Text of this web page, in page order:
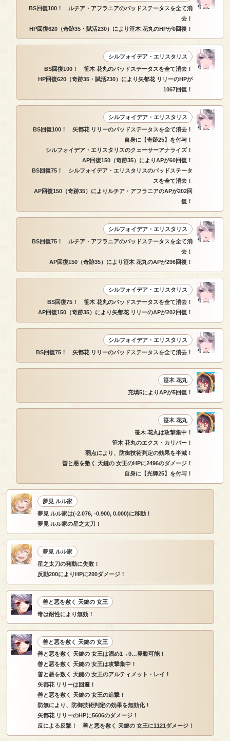
BS回復100！ ルチア・アフラニアのバッドステータスを全て消
去！
HP回復620（奇跡35・賦活230）により笹木 花丸のHPが0回復！
シルフォイデア・エリスタリス
BS回復100！ 笹木 花丸のバッドステータスを全て消去！
HP回復620（奇跡35・賦活230）により矢都花 リリーのHPが
1067回復！
シルフォイデア・エリスタリス
BS回復100！ 矢都花 リリーのバッドステータスを全て消去！
自身に【奇跡25】を付与！
シルフォイデア・エリスタリスのクェーサーアナライズ！
AP回復150（奇跡35）によりAPが60回復！
BS回復75！ シルフォイデア・エリスタリスのバッドステータ
スを全て消去！
AP回復150（奇跡35）によりルチア・アフラニアのAPが202回
復！
シルフォイデア・エリスタリス
BS回復75！ ルチア・アフラニアのバッドステータスを全て消
去！
AP回復150（奇跡35）により笹木 花丸のAPが296回復！
シルフォイデア・エリスタリス
BS回復75！ 笹木 花丸のバッドステータスを全て消去！
AP回復150（奇跡35）により矢都花 リリーのAPが202回復！
シルフォイデア・エリスタリス
BS回復75！ 矢都花 リリーのバッドステータスを全て消去！
笹木 花丸
充填5によりAPが5回復！
笹木 花丸
笹木 花丸は攻撃集中！
笹木 花丸のエクス・カリバー！
弱点により、防御技術判定の効果を半減！
善と悪を敷く 天鍵の 女王のHPに2496のダメージ！
自身に【光輝25】を付与！
夢見 ルル家
夢見 ルル家は(-2.076, -0.900, 0.000)に移動！
夢見 ルル家の星之太刀！
夢見 ルル家
星之太刀の発動に失敗！
反動200によりHPに200ダメージ！
善と悪を敷く 天鍵の 女王
毒は耐性により無効！
善と悪を敷く 天鍵の 女王
善と悪を敷く 天鍵の 女王は溜め1→0…発動可能！
善と悪を敷く 天鍵の 女王は攻撃集中！
善と悪を敷く 天鍵の 女王のアルティメット・レイ！
矢都花 リリーは回避！
善と悪を敷く 天鍵の 女王の追撃！
防無により、防御技術判定の効果を無効化！
矢都花 リリーのHPに5606のダメージ！
反による反撃！ 善と悪を敷く 天鍵の 女王に1121ダメージ！